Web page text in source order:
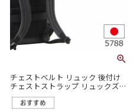
チェストベルト リュック 後付け
チェストストラップ リュックズレ
落ち防止 通勤 自転車 ネオプロ 日
本製 5788